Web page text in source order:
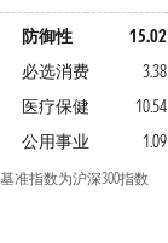
防御性 15.02
必选消费
3.38
医疗保健
10.54
公用事业
1.09
基准指数为沪深300指数